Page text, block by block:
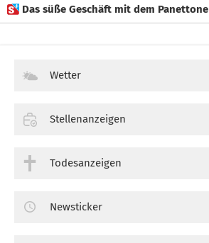
 Das süße Geschäft mit dem Panettone
Wetter
Stellenanzeigen
Todesanzeigen
Newsticker